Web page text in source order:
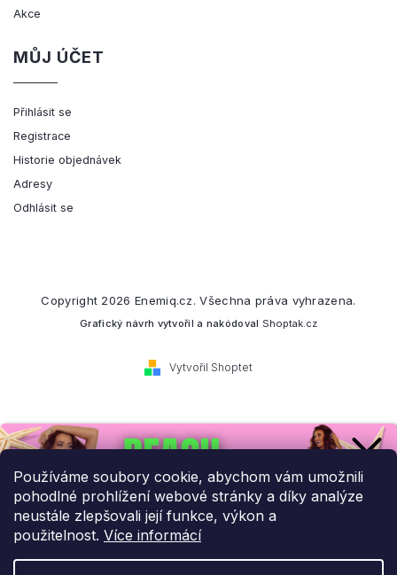
Používáme soubory cookie, abychom vám umožnili
pohodlné prohlížení webové stránky a díky analýze
neustále zlepšovali její funkce, výkon a
použitelnost. Více informácí
Akce
MŮJ ÚČET
Přihlásit se
Registrace
Historie objednávek
Adresy
Odhlásit se
Vytvořil Shoptet
Copyright 2026 Enemiq.cz. Všechna práva vyhrazena.
Grafický návrh vytvořil a nakódoval Shoptak.cz
Přihlaste se k našemu
newsletteru.
Budeme vám posílat informace o našich novinkách a slevových
akcích.